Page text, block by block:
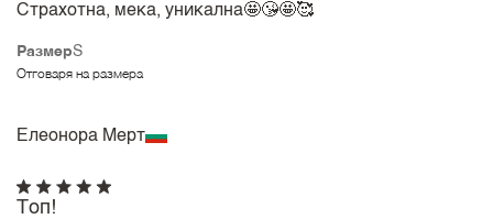
РазмерS
Отговаря на размера
Страхотна, мека, уникална🤩😘🤩🥰
Елеонора Мерт
Топ!